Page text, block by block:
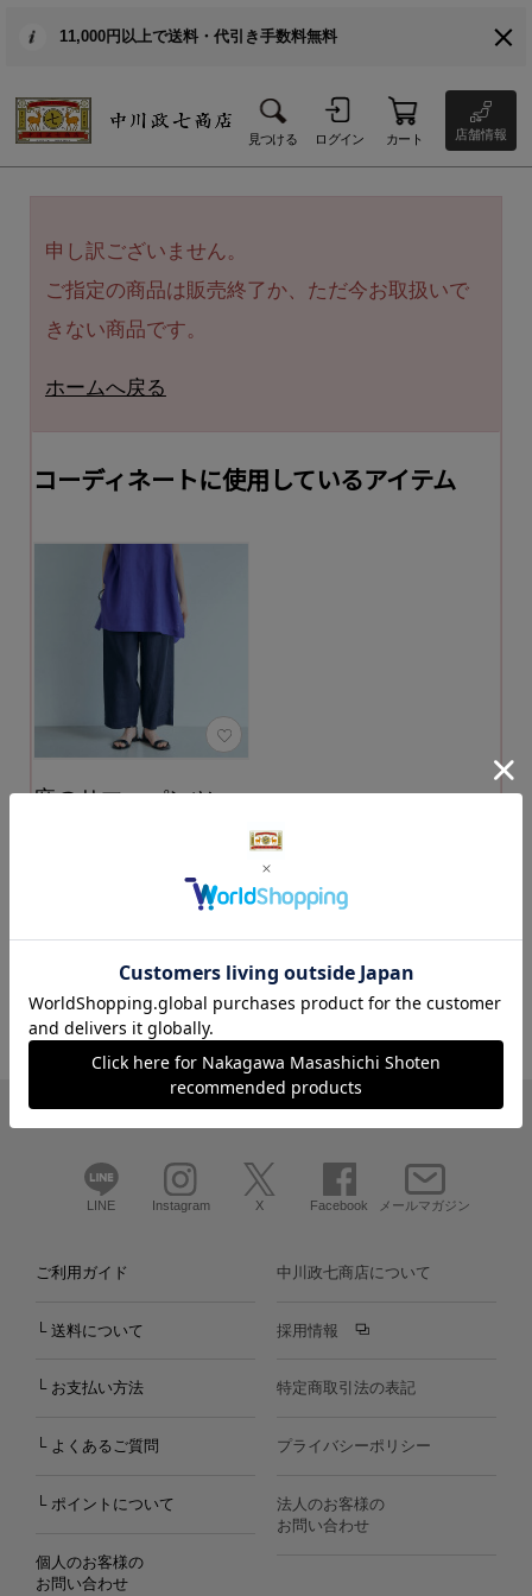
11,000円以上で送料・代引き手数料無料
見つける ログイン カート 店舗情報
申し訳ございません。
ご指定の商品は販売終了か、ただ今お取扱いで
きない商品です。
ホームへ戻る
コーディネートに使用しているアイテム
麻のサマーパンツ
（税込）
カートに入れる
LINE Instagram X Facebook メールマガジン
ご利用ガイド
└ 送料について
└ お支払い方法
└ よくあるご質問
└ ポイントについて
個人のお客様の
お問い合わせ
中川政七商店について
採用情報
特定商取引法の表記
プライバシーポリシー
法人のお客様の
お問い合わせ